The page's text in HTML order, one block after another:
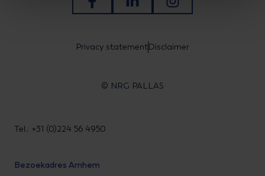
Ga naar Facebook
Ga naar LinkedInGa naar Instagram
Privacy statementDisclaimer
© NRG PALLAS
Tel.: +31 (0)224 56 4950
Bezoekadres Arnhem